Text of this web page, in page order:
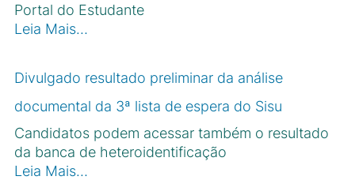
Portal do Estudante
Leia Mais…
Divulgado resultado preliminar da análise
documental da 3ª lista de espera do Sisu
Candidatos podem acessar também o resultado
da banca de heteroidentificação
Leia Mais…